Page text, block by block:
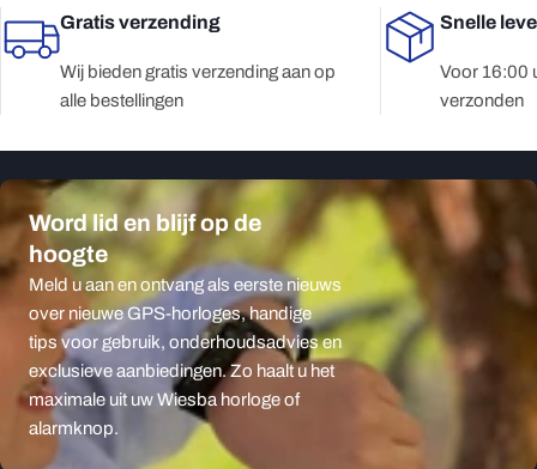
Gratis verzending
Wij bieden gratis verzending aan op
alle bestellingen
Snelle
Voor 16:00
verzonden
Word lid en blijf op de
hoogte
Meld u aan en ontvang als eerste nieuws
over nieuwe GPS-horloges, handige
tips voor gebruik, onderhoudsadvies en
exclusieve aanbiedingen. Zo haalt u het
maximale uit uw Wiesba horloge of
alarmknop.